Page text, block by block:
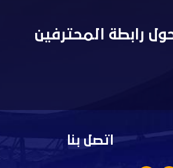
رابطة المحترفين
اتصل بنا